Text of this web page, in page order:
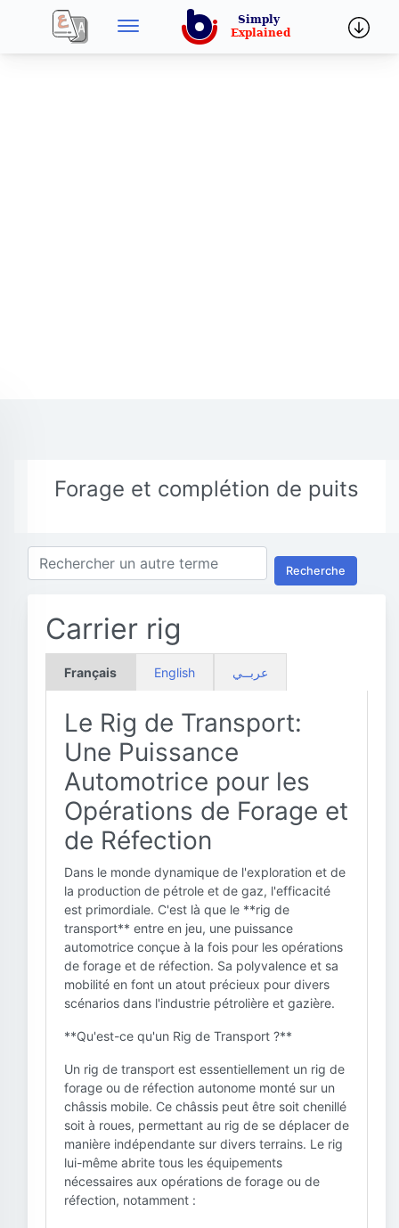
Forage et complétion de puits
Recherche
Carrier rig
Français English عربــي
Le Rig de Transport:
Une Puissance
Automotrice pour les
Opérations de Forage et
de Réfection
Dans le monde dynamique de l'exploration et de
la production de pétrole et de gaz, l'efficacité
est primordiale. C'est là que le **rig de
transport** entre en jeu, une puissance
automotrice conçue à la fois pour les opérations
de forage et de réfection. Sa polyvalence et sa
mobilité en font un atout précieux pour divers
scénarios dans l'industrie pétrolière et gazière.
**Qu'est-ce qu'un Rig de Transport ?**
Un rig de transport est essentiellement un rig de
forage ou de réfection autonome monté sur un
châssis mobile. Ce châssis peut être soit chenillé
soit à roues, permettant au rig de se déplacer de
manière indépendante sur divers terrains. Le rig
lui-même abrite tous les équipements
nécessaires aux opérations de forage ou de
réfection, notamment :